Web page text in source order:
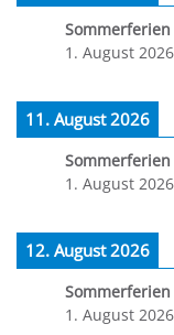
Sommerferien
1. August 2026
11. August 2026
Sommerferien
1. August 2026
12. August 2026
Sommerferien
1. August 2026